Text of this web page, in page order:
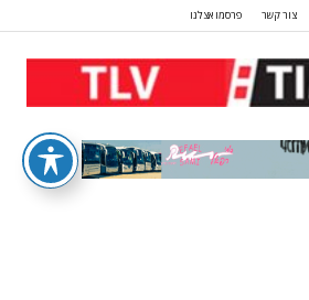
צור קשר פרסמו אצלנו